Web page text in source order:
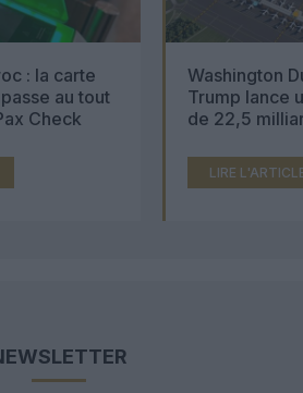
: la carte
au tout
Check
Washington
Trump lance
de 22,5
LIRE